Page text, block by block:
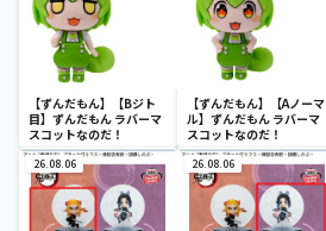
【ずんだもん】【Bジト
目】ずんだもん ラバーマ
スコットなのだ！
【ずんだもん】【Aノーマ
ル】ずんだもん ラバーマ
スコットなのだ！
26.08.06 26.08.06